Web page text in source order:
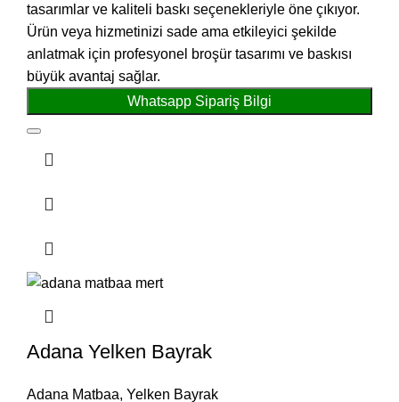
tasarımlar ve kaliteli baskı seçenekleriyle öne çıkıyor.
Ürün veya hizmetinizi sade ama etkileyici şekilde
anlatmak için profesyonel broşür tasarımı ve baskısı
büyük avantaj sağlar.
Whatsapp Sipariş Bilgi
Adana Yelken Bayrak
Adana Matbaa, Yelken Bayrak